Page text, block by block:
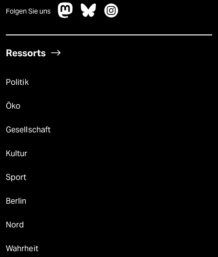
Folgen Sie uns
Ressorts
Politik
Öko
Gesellschaft
Kultur
Sport
Berlin
Nord
Wahrheit